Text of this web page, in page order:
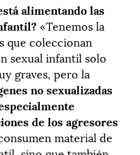
alimentando las
«Tenemos la
que coleccionan
sexual infantil solo
graves, pero la
no sexualizadas
de los agresores
material de